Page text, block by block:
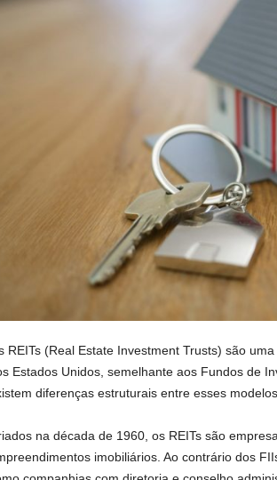
REITs (Real Estate Investment Trusts) são
Estados Unidos, semelhante aos Fundos de
diferenças estruturais entre esses modelos.
na década de 1960, os REITs são
imobiliários. Ao contrário dos